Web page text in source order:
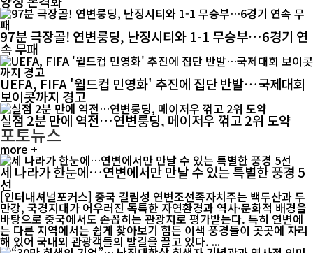
97분 극장골! 연변룽딩, 난징시티와 1-1 무승부…6경기 연
속 무패
UEFA, FIFA '월드컵 민영화' 추진에 집단 반발…국제대회
보이콧까지 경고
실점 2분 만에 역전…연변룽딩, 메이저우 꺾고 2위 도약
포토뉴스
more +
세 나라가 한눈에…연변에서만 만날 수 있는 특별한 풍경 5
선
[인터내셔널포커스] 중국 길림성 연변조선족자치주는 백두산과 두
만강, 국경지대가 어우러진 독특한 자연환경과 역사·문화적 배경을
바탕으로 중국에서도 손꼽히는 관광지로 평가받는다. 특히 연변에
는 다른 지역에서는 쉽게 찾아보기 힘든 이색 풍경들이 곳곳에 자리
해 있어 국내외 관광객들의 발길을 끌고 있다. ...